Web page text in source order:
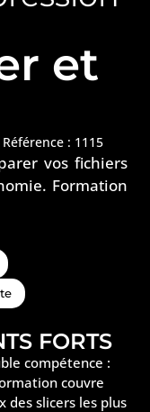
et
Référence : 1115
vos fichiers
Formation
FORTS
compétence :
couvre
des slicers les plus